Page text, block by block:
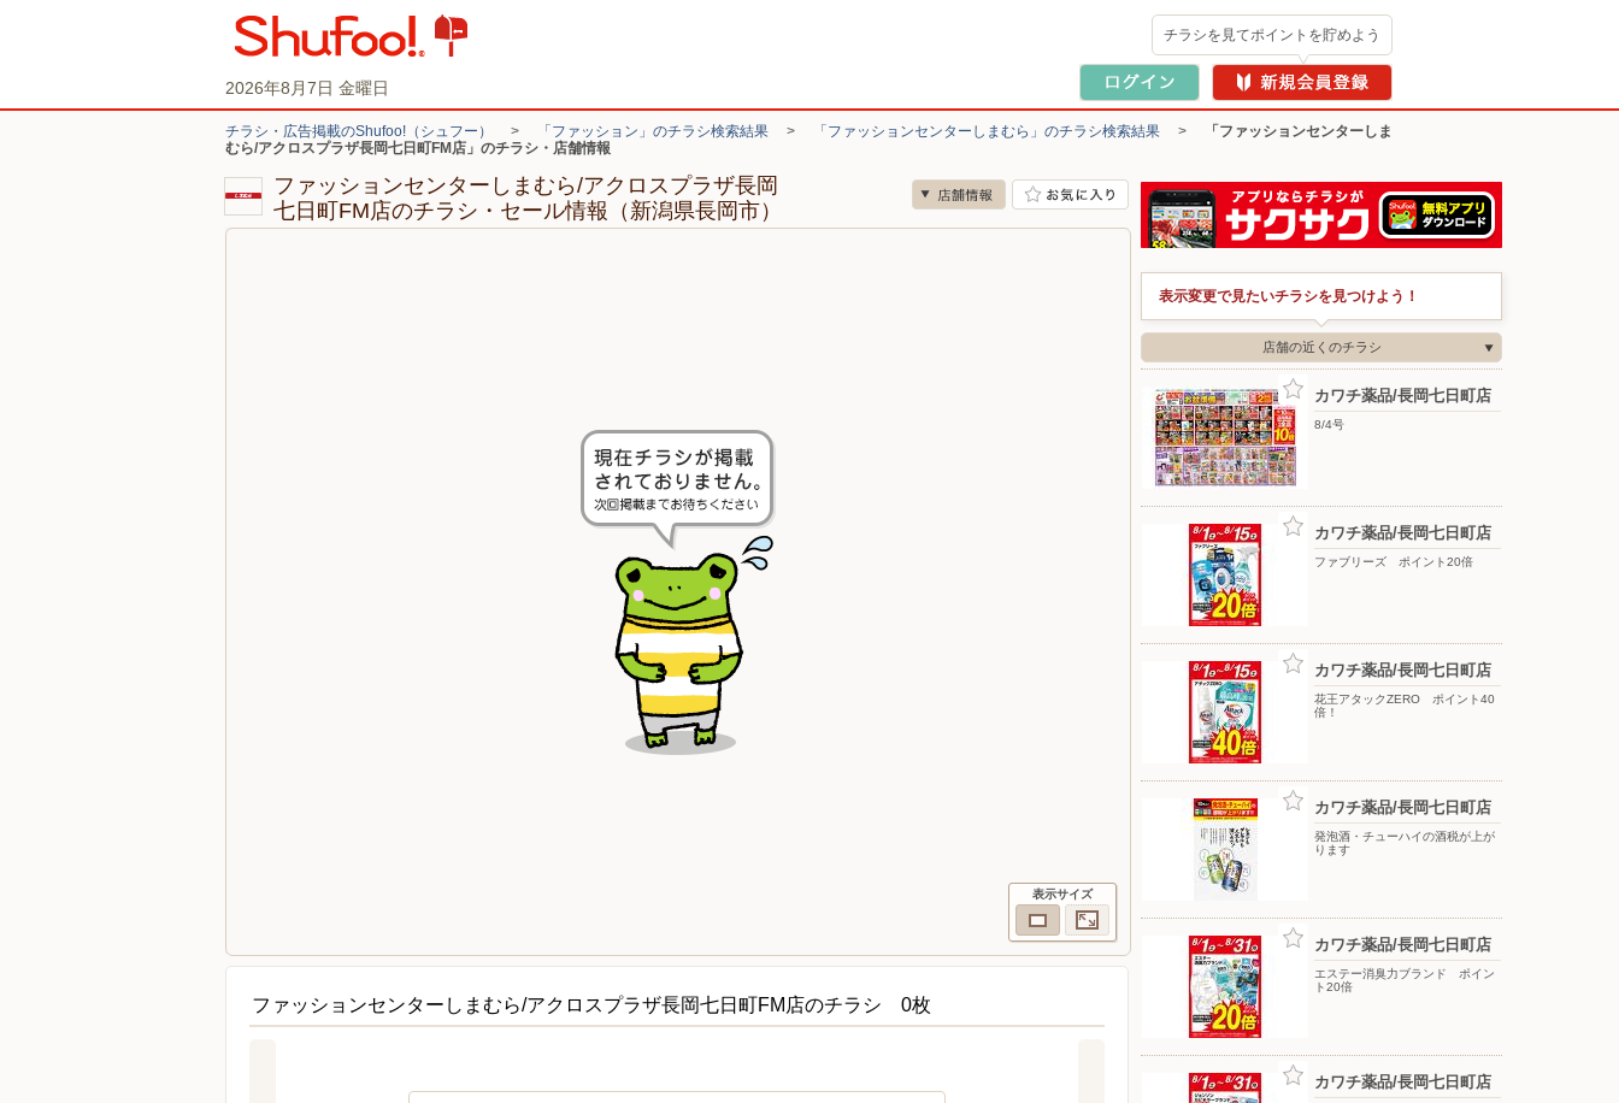
2026年8月7日 金曜日
チラシを見てポイントを貯めよう
チラシ・広告掲載のShufoo!（シュフー） > 「ファッション」のチラシ検索結果 > 「ファッションセンターしまむら」のチラシ検索結果 >
「ファッションセンターしま
むら/アクロスプラザ長岡七日町FM店」のチラシ・店舗情報
ファッションセンターしまむら/アクロスプラザ長岡
七日町FM店のチラシ・セール情報（新潟県長岡市）
表示サイズ
ファッションセンターしまむら/アクロスプラザ長岡七日町FM店のチラシ 0枚
表示変更で見たいチラシを見つけよう！
店舗の近くのチラシ
カワチ薬品/長岡七日町店
8/4号
カワチ薬品/長岡七日町店
ファブリーズ ポイント20倍
カワチ薬品/長岡七日町店
花王アタックZERO ポイント40
倍！
カワチ薬品/長岡七日町店
発泡酒・チューハイの酒税が上が
ります
カワチ薬品/長岡七日町店
エステー消臭力ブランド ポイン
ト20倍
カワチ薬品/長岡七日町店